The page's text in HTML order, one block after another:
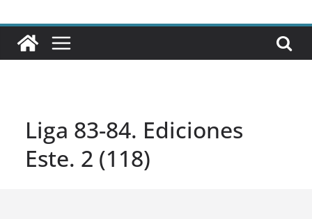
Liga 83-84. Ediciones
Este. 2 (118)